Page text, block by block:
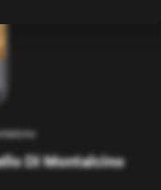
Di Montalcino